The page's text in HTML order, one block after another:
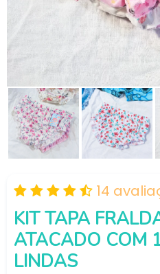
14
KIT TAPA
ATACADO COM
LINDAS